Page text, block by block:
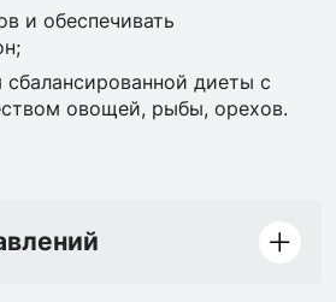
и обеспечивать
диеты с
овощей, рыбы, орехов.